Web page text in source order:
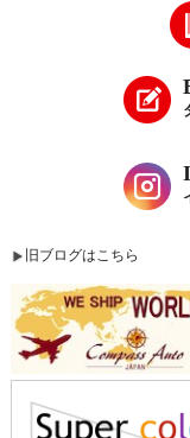
旧ブログはこちら